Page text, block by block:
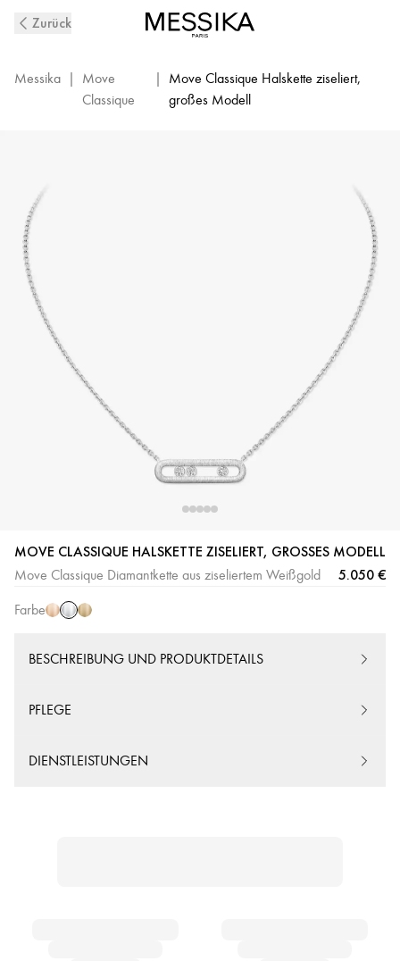
Classique
aus
Zurück
Messika |
Move
Classique
|
Move Classique Halskette ziseliert,
großes Modell
MOVE CLASSIQUE HALSKETTE ZISELIERT, GROSSES MODELL
Move Classique Diamantkette aus ziseliertem Weißgold 5.050 €
Farbe
RoségoldGelbgold
BESCHREIBUNG UND PRODUKTDETAILS
PFLEGE
DIENSTLEISTUNGEN